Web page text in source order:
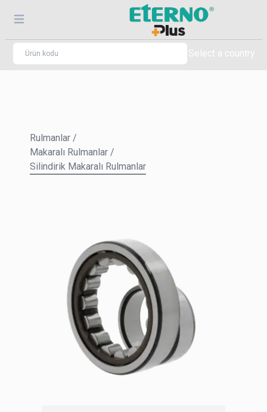
Select a country
Rulmanlar /
Makaralı Rulmanlar /
Silindirik Makaralı Rulmanlar